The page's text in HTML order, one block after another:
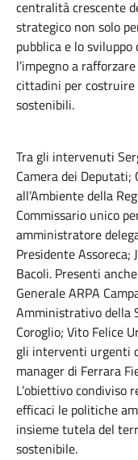
centralità crescente
strategico non solo
pubblica e lo
l’impegno a
cittadini per
sostenibili.
Tra gli intervenuti
Camera dei Deputati;
all’Ambiente della
Commissario unico
amministratore
Presidente Assoreca;
Bacoli. Presenti
Generale ARPA
Amministrativo della
Coroglio; Vito Felice
gli interventi urgenti
manager di Ferrara
L’obiettivo condiviso
efficaci le politiche
insieme tutela del
sostenibile.